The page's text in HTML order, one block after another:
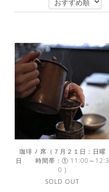
珈琲 ﾉ 席（７月２１日：日曜
日 時間帯：① 11:00～12:3
0 )
SOLD OUT